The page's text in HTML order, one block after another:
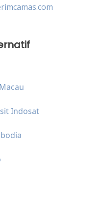
Indosat